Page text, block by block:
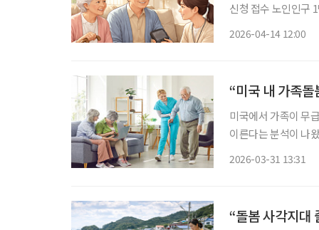
신청 접수 노인인구 1만 명당
2026-04-14 12:00
“미국 내 가족
미국에서 가족이 무
이른다는 분석이 나
2026-03-31 13:31
“돌봄 사각지대